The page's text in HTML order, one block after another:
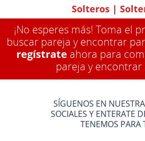
Solteros |
¡No esperes más! Toma el
buscar pareja y encontrar
regístrate ahora para
pareja y encontrar
SÍGUENOS EN
SOCIALES Y ENTERATE
TENEMOS PARA